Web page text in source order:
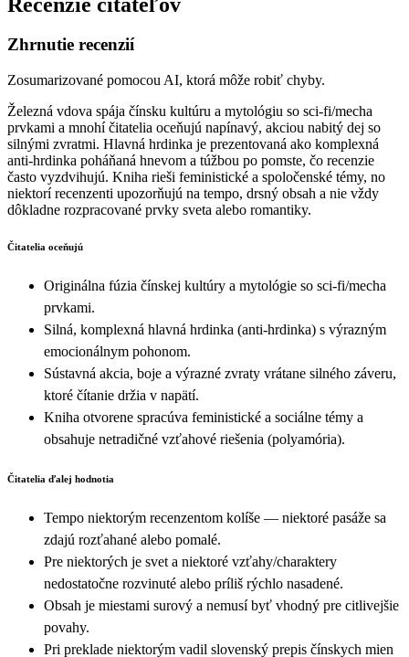
Zhrnutie recenzií
Zosumarizované pomocou AI, ktorá môže robiť chyby.
Železná vdova spája čínsku kultúru a mytológiu so sci‑fi/mecha
prvkami a mnohí čitatelia oceňujú napínavý, akciou nabitý dej so
silnými zvratmi. Hlavná hrdinka je prezentovaná ako komplexná
anti‑hrdinka poháňaná hnevom a túžbou po pomste, čo recenzie
často vyzdvihujú. Kniha rieši feministické a spoločenské témy, no
niektorí recenzenti upozorňujú na tempo, drsný obsah a nie vždy
dôkladne rozpracované prvky sveta alebo romantiky.
Čitatelia oceňujú
Originálna fúzia čínskej kultúry a mytológie so sci‑fi/mecha
prvkami.
Silná, komplexná hlavná hrdinka (anti‑hrdinka) s výrazným
emocionálnym pohonom.
Sústavná akcia, boje a výrazné zvraty vrátane silného záveru,
ktoré čítanie držia v napätí.
Kniha otvorene spracúva feministické a sociálne témy a
obsahuje netradičné vzťahové riešenia (polyamória).
Čitatelia ďalej hodnotia
Tempo niektorým recenzentom kolíše — niektoré pasáže sa
zdajú rozťahané alebo pomalé.
Pre niektorých je svet a niektoré vzťahy/charaktery
nedostatočne rozvinuté alebo príliš rýchlo nasadené.
Obsah je miestami surový a nemusí byť vhodný pre citlivejšie
povahy.
Pri preklade niektorým vadil slovenský prepis čínskych mien